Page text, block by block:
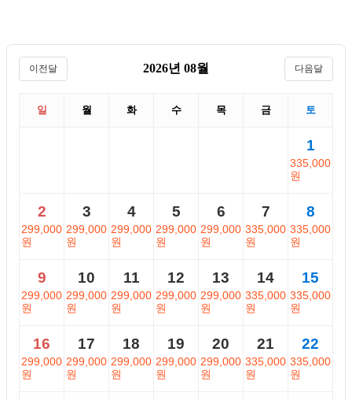
이전달 2026년 08월 다음달
일 월 화 수 목 금 토
1
335,000
원
2
299,000
원
3
299,000
원
4
299,000
원
5
299,000
원
6
299,000
원
7
335,000
원
8
335,000
원
9
299,000
원
10
299,000
원
11
299,000
원
12
299,000
원
13
299,000
원
14
335,000
원
15
335,000
원
16
299,000
원
17
299,000
원
18
299,000
원
19
299,000
원
20
299,000
원
21
335,000
원
22
335,000
원